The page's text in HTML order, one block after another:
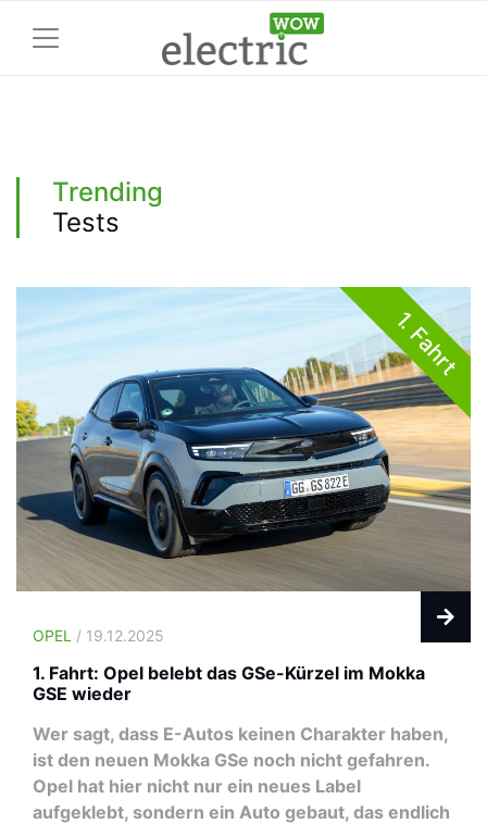
Trending
Tests
1. Fahrt
OPEL / 19.12.2025
1. Fahrt: Opel belebt das GSe-Kürzel im Mokka
GSE wieder
Wer sagt, dass E-Autos keinen Charakter haben,
ist den neuen Mokka GSe noch nicht gefahren.
Opel hat hier nicht nur ein neues Label
aufgeklebt, sondern ein Auto gebaut, das endlich